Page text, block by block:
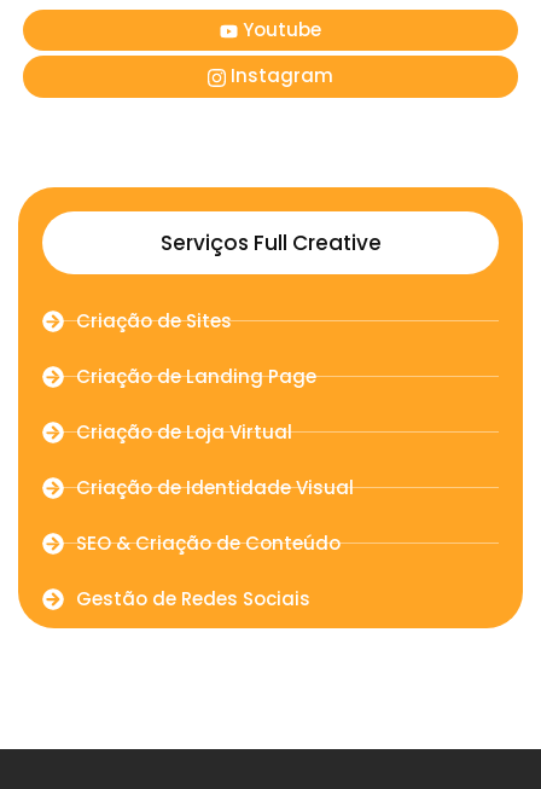
Youtube
Instagram
Serviços Full Creative
Criação de Sites
Criação de Landing Page
Criação de Loja Virtual
Criação de Identidade Visual
SEO & Criação de Conteúdo
Gestão de Redes Sociais